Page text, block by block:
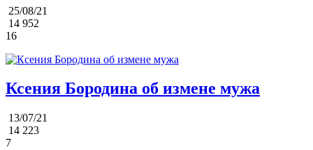
25/08/21
14 952
16
Ксения Бородина об измене мужа
13/07/21
14 223
7